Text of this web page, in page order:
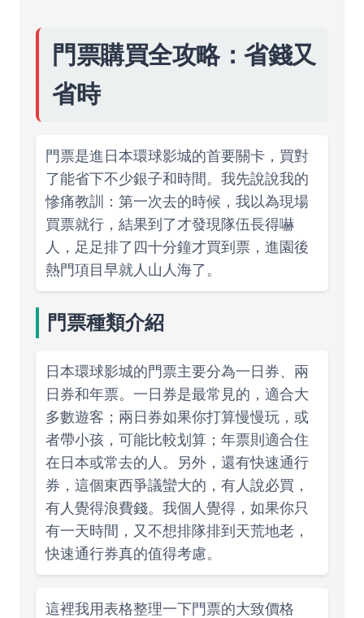
門票購買全攻略：省錢又
省時
門票是進日本環球影城的首要關卡，買對
了能省下不少銀子和時間。我先說說我的
慘痛教訓：第一次去的時候，我以為現場
買票就行，結果到了才發現隊伍長得嚇
人，足足排了四十分鐘才買到票，進園後
熱門項目早就人山人海了。
門票種類介紹
日本環球影城的門票主要分為一日券、兩
日券和年票。一日券是最常見的，適合大
多數遊客；兩日券如果你打算慢慢玩，或
者帶小孩，可能比較划算；年票則適合住
在日本或常去的人。另外，還有快速通行
券，這個東西爭議蠻大的，有人說必買，
有人覺得浪費錢。我個人覺得，如果你只
有一天時間，又不想排隊排到天荒地老，
快速通行券真的值得考慮。
這裡我用表格整理一下門票的大致價格